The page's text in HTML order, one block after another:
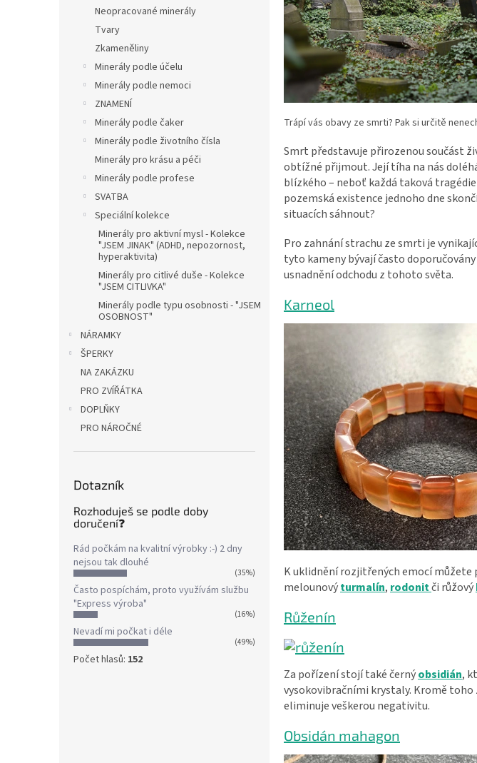
Neopracované minerály
Tvary
Zkameněliny
Minerály podle účelu
Minerály podle nemoci
ZNAMENÍ
Minerály podle čaker
Minerály podle životního čísla
Minerály pro krásu a péči
Minerály podle profese
SVATBA
Speciální kolekce
Minerály pro aktivní mysl - Kolekce
"JSEM JINAK" (ADHD, nepozornost,
hyperaktivita)
Minerály pro citlivé duše - Kolekce
"JSEM CITLIVKA"
Minerály podle typu osobnosti - "JSEM
OSOBNOST"
NÁRAMKY
ŠPERKY
NA ZAKÁZKU
PRO ZVÍŘÁTKA
DOPLŇKY
PRO NÁROČNÉ
Dotazník
Rozhoduješ se podle doby
doručení❓
Rád počkám na kvalitní výrobky :-) 2 dny
nejsou tak dlouhé
(35%)
Často pospíchám, proto využívám službu
"Express výroba"
(16%)
Nevadí mi počkat i déle
(49%)
Počet hlasů: 152
Trápí vás obavy ze smrti? Pak si určitě
Smrt představuje přirozenou součást
obtížné přijmout. Její tíha na nás
blízkého – neboť každá taková
pozemská existence jednoho dne
situacích sáhnout?
Pro zahnání strachu ze smrti je
tyto kameny bývají často
usnadnění odchodu z tohoto světa.
Karneol
K uklidnění rozjitřených emocí můžete
melounovýturmalín,rodonitči růžový
Růženín
Za pořízení stojí také černýobsidián,
vysokovibračními krystaly. Kromě
eliminuje veškerou negativitu.
Obsidán mahagon